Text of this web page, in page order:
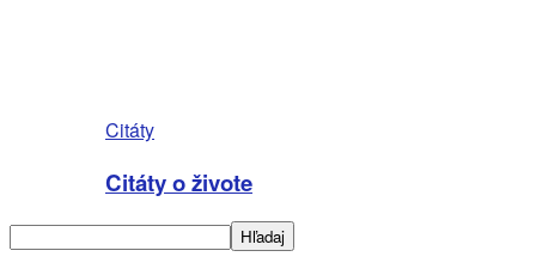
Citáty
Citáty o živote